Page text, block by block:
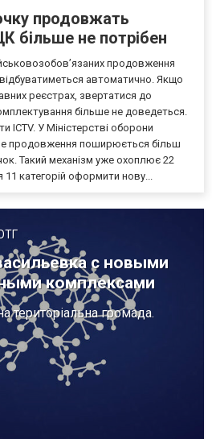
продовжать
більше не потрібен
продовження
відбуватиметься автоматично. Якщо
реєстрах, звертатися до
більше не доведеться.
У Міністерстві оборони
продовження поширюється більш
Такий механізм уже охоплює 22
категорій оформити нову...
с новыми
комплексами
територіальна громада.